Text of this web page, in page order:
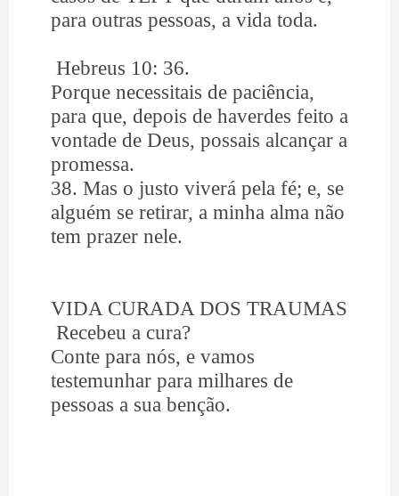
para outras pessoas, a vida toda.
Hebreus 10: 36.
Porque necessitais de paciência,
para que, depois de haverdes feito a
vontade de Deus, possais alcançar a
promessa.
38. Mas o justo viverá pela fé; e, se
alguém se retirar, a minha alma não
tem prazer nele.
VIDA CURADA DOS TRAUMAS
Recebeu a cura?
Conte para nós, e vamos
testemunhar para milhares de
pessoas a sua benção.